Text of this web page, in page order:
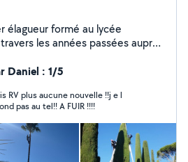
élagueur formé au lycée
les années passées auprès
solide essentiellement en
et l'entretien
allovoisins afin d'apporter
personnes désireuses d'un
dans un cadre professionnel
à bientôt.
Daniel : 1/5
RV plus aucune nouvelle !!j e l
pas au tel!! A FUIR !!!!